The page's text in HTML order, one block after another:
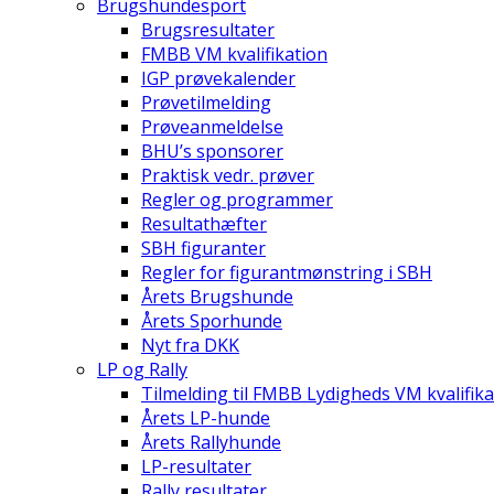
Brugshundesport
Brugsresultater
FMBB VM kvalifikation
IGP prøvekalender
Prøvetilmelding
Prøveanmeldelse
BHU’s sponsorer
Praktisk vedr. prøver
Regler og programmer
Resultathæfter
SBH figuranter
Regler for figurantmønstring i SBH
Årets Brugshunde
Årets Sporhunde
Nyt fra DKK
LP og Rally
Tilmelding til FMBB Lydigheds VM
Årets LP-hunde
Årets Rallyhunde
LP-resultater